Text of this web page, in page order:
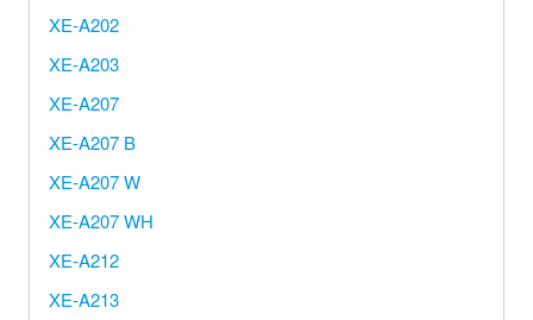
XE-A202
XE-A203
XE-A207
XE-A207 B
XE-A207 W
XE-A207 WH
XE-A212
XE-A213